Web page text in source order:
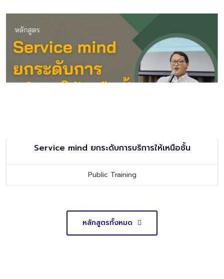
Service mind ยกระดับการบริการให้เหนือชั้น
Public Training
หลักสูตรทั้งหมด